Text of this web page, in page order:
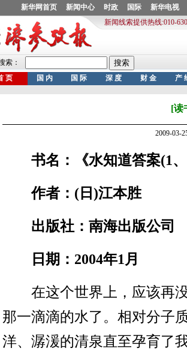
[读
2009-03-
书名：《水知道答案(1、
作者：(日)江本胜
出版社：南海出版公司
日期：2004年1月
在这个世界上，应该再没
那一滴滴的水了。相对分子
洋、潺湲的清泉直至孕育了